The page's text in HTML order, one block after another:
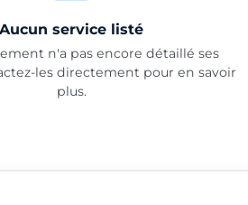
Aucun service listé
n'a pas encore détaillé ses
les directement pour en savoir
plus.